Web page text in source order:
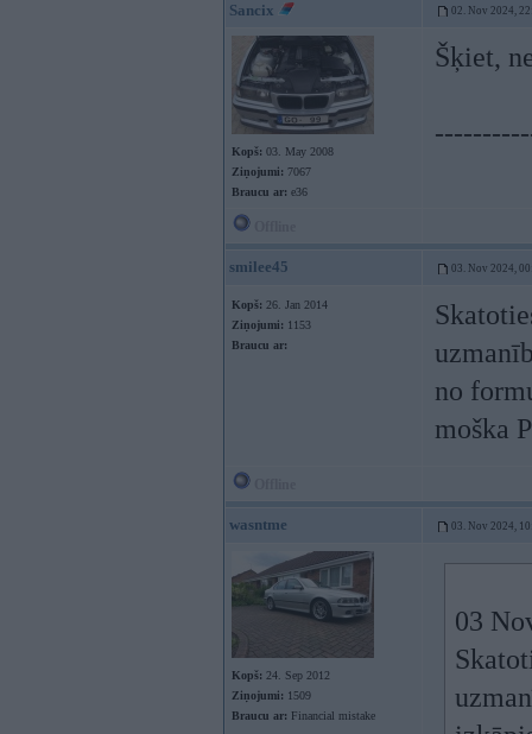
Sancix 02. Nov 2024,
Kopš: 03. May 2008
Ziņojumi: 7067
Braucu ar: e36
Šķiet,
smilee45 03. Nov 2024,
Kopš: 26. Jan 2014
Ziņojumi: 1153
Braucu ar:
no
moška
wasntme 03. Nov 2024,
Kopš: 24. Sep 2012
Ziņojumi: 1509
Braucu ar: Financial mistake
03